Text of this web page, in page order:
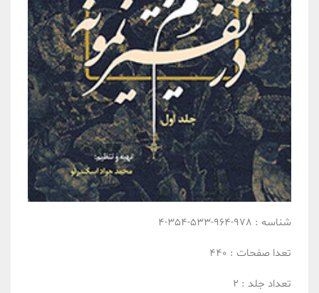
شناسه : 978-964-533-354-4
تعدا صفحات : 440
تعداد جلد : 2